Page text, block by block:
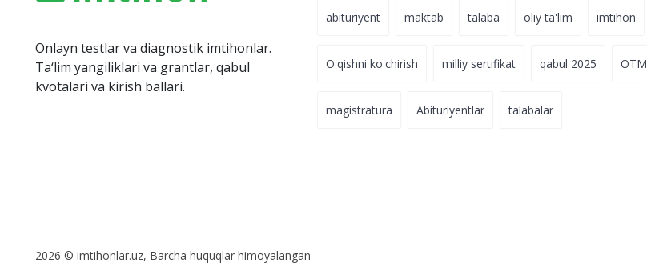
Onlayn testlar va diagnostik imtihonlar.
Ta‘lim yangiliklari va grantlar, qabul
kvotalari va kirish ballari.
abituriyent maktab talaba oliy ta'lim imtihon
O'qishni ko'chirish milliy sertifikat qabul 2025 OTM
magistratura Abituriyentlar talabalar
2026 © imtihonlar.uz, Barcha huquqlar himoyalangan